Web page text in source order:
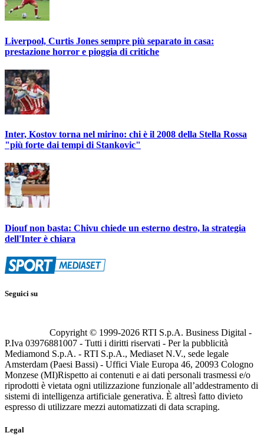
Liverpool, Curtis Jones sempre più separato in casa:
prestazione horror e pioggia di critiche
Inter, Kostov torna nel mirino: chi è il 2008 della Stella Rossa
"più forte dai tempi di Stankovic"
Diouf non basta: Chivu chiede un esterno destro, la strategia
dell'Inter è chiara
Seguici su
Copyright © 1999-2026 RTI S.p.A. Business Digital -
P.Iva 03976881007 - Tutti i diritti riservati - Per la pubblicità
Mediamond S.p.A. - RTI S.p.A., Mediaset N.V., sede legale
Amsterdam (Paesi Bassi) - Uffici Viale Europa 46, 20093 Cologno
Monzese (MI)Rispetto ai contenuti e ai dati personali trasmessi e/o
riprodotti è vietata ogni utilizzazione funzionale all’addestramento di
sistemi di intelligenza artificiale generativa. È altresì fatto divieto
espresso di utilizzare mezzi automatizzati di data scraping.
Legal